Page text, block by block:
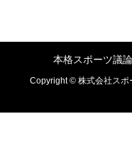
本格スポーツ議
Copyright ©株式会社スポ